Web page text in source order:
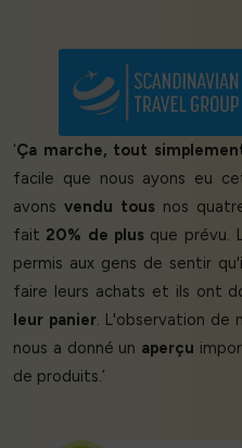
‘Ça marche, tout
facile que nous ayons eu
avons vendu tous nos
fait 20% de plus que prévu.
permis aux gens de sentir
faire leurs achats et ils ont
leur panier. L'observation de
nous a donné un aperçu
de produits.’